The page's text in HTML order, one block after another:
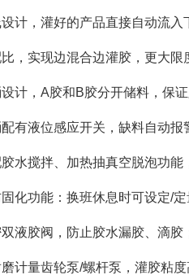
计，灌好的产品直接自动流入
，实现边混合边灌胶，更大限
计，A胶和B胶分开储料，保
有液位感应开关，缺料自动报
水搅拌、加热抽真空脱泡功能
化功能：换班休息时可设定/
液胶阀，防止胶水漏胶、滴胶
计量齿轮泵/螺杆泵，灌胶粘